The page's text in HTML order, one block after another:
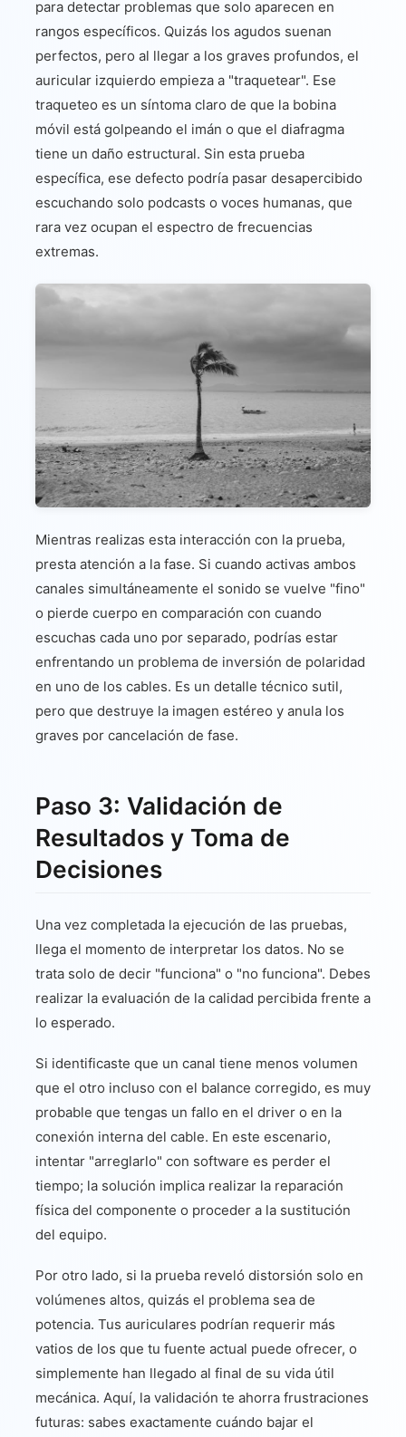
para detectar problemas que solo aparecen en
rangos específicos. Quizás los agudos suenan
perfectos, pero al llegar a los graves profundos, el
auricular izquierdo empieza a "traquetear". Ese
traqueteo es un síntoma claro de que la bobina
móvil está golpeando el imán o que el diafragma
tiene un daño estructural. Sin esta prueba
específica, ese defecto podría pasar desapercibido
escuchando solo podcasts o voces humanas, que
rara vez ocupan el espectro de frecuencias
extremas.
Mientras realizas esta interacción con la prueba,
presta atención a la fase. Si cuando activas ambos
canales simultáneamente el sonido se vuelve "fino"
o pierde cuerpo en comparación con cuando
escuchas cada uno por separado, podrías estar
enfrentando un problema de inversión de polaridad
en uno de los cables. Es un detalle técnico sutil,
pero que destruye la imagen estéreo y anula los
graves por cancelación de fase.
Paso 3: Validación de
Resultados y Toma de
Decisiones
Una vez completada la ejecución de las pruebas,
llega el momento de interpretar los datos. No se
trata solo de decir "funciona" o "no funciona". Debes
realizar la evaluación de la calidad percibida frente a
lo esperado.
Si identificaste que un canal tiene menos volumen
que el otro incluso con el balance corregido, es muy
probable que tengas un fallo en el driver o en la
conexión interna del cable. En este escenario,
intentar "arreglarlo" con software es perder el
tiempo; la solución implica realizar la reparación
física del componente o proceder a la sustitución
del equipo.
Por otro lado, si la prueba reveló distorsión solo en
volúmenes altos, quizás el problema sea de
potencia. Tus auriculares podrían requerir más
vatios de los que tu fuente actual puede ofrecer, o
simplemente han llegado al final de su vida útil
mecánica. Aquí, la validación te ahorra frustraciones
futuras: sabes exactamente cuándo bajar el